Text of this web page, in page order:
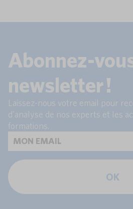
Abonnez-
newsletter !
Laissez-nous votre email pour
d'analyse de nos experts et les
formations.
OK